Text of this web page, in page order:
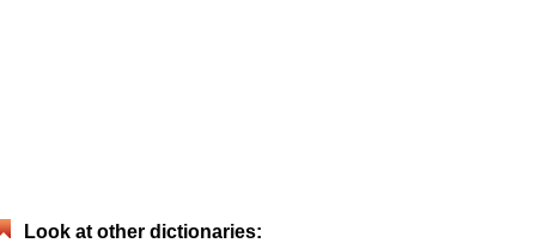
Look at other dictionaries: